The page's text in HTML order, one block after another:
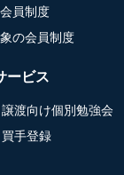
員制度
の会員制度
ービス
譲渡向け個別勉強会
買手登録